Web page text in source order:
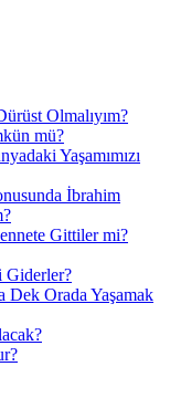
Olmalıyım?
mü?
Yaşamımızı
İbrahim
Gittiler mi?
Giderler?
Dek Orada Yaşamak